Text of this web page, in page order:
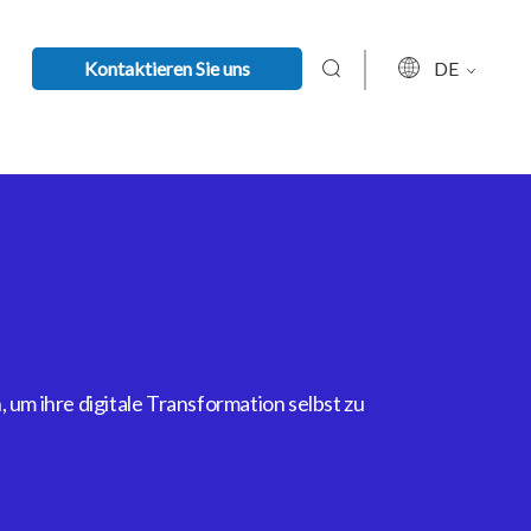
Kontaktieren Sie uns DE
ihre digitale Transformation selbst zu